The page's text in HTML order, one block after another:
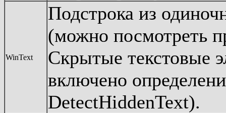
WinText
Подстрока из
(можно посмотреть
Скрытые текстовые
включено
DetectHiddenText).